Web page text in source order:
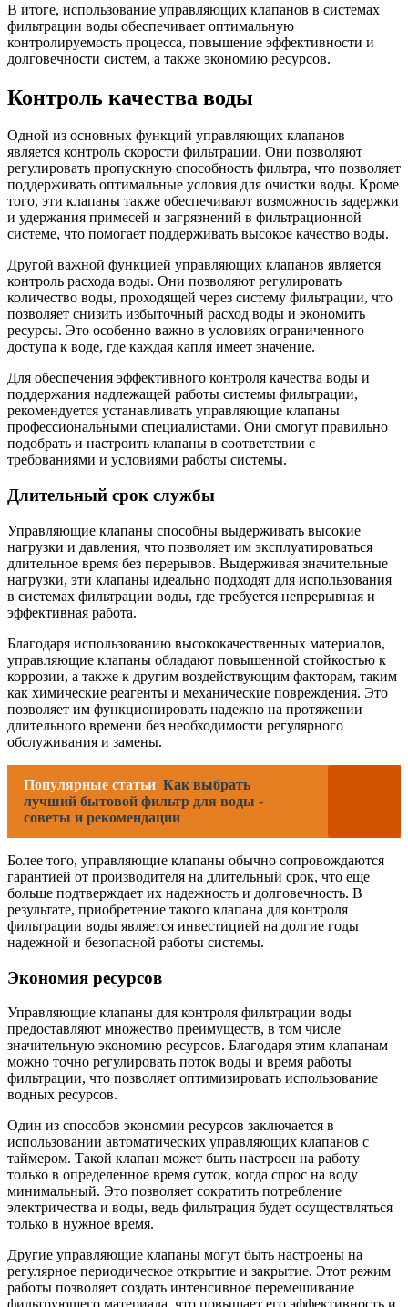
В итоге, использование управляющих клапанов в системах
фильтрации воды обеспечивает оптимальную
контролируемость процесса, повышение эффективности и
долговечности систем, а также экономию ресурсов.
Контроль качества воды
Одной из основных функций управляющих клапанов
является контроль скорости фильтрации. Они позволяют
регулировать пропускную способность фильтра, что позволяет
поддерживать оптимальные условия для очистки воды. Кроме
того, эти клапаны также обеспечивают возможность задержки
и удержания примесей и загрязнений в фильтрационной
системе, что помогает поддерживать высокое качество воды.
Другой важной функцией управляющих клапанов является
контроль расхода воды. Они позволяют регулировать
количество воды, проходящей через систему фильтрации, что
позволяет снизить избыточный расход воды и экономить
ресурсы. Это особенно важно в условиях ограниченного
доступа к воде, где каждая капля имеет значение.
Для обеспечения эффективного контроля качества воды и
поддержания надлежащей работы системы фильтрации,
рекомендуется устанавливать управляющие клапаны
профессиональными специалистами. Они смогут правильно
подобрать и настроить клапаны в соответствии с
требованиями и условиями работы системы.
Длительный срок службы
Управляющие клапаны способны выдерживать высокие
нагрузки и давления, что позволяет им эксплуатироваться
длительное время без перерывов. Выдерживая значительные
нагрузки, эти клапаны идеально подходят для использования
в системах фильтрации воды, где требуется непрерывная и
эффективная работа.
Благодаря использованию высококачественных материалов,
управляющие клапаны обладают повышенной стойкостью к
коррозии, а также к другим воздействующим факторам, таким
как химические реагенты и механические повреждения. Это
позволяет им функционировать надежно на протяжении
длительного времени без необходимости регулярного
обслуживания и замены.
Популярные статьи Как выбрать
лучший бытовой фильтр для воды -
советы и рекомендации
Более того, управляющие клапаны обычно сопровождаются
гарантией от производителя на длительный срок, что еще
больше подтверждает их надежность и долговечность. В
результате, приобретение такого клапана для контроля
фильтрации воды является инвестицией на долгие годы
надежной и безопасной работы системы.
Экономия ресурсов
Управляющие клапаны для контроля фильтрации воды
предоставляют множество преимуществ, в том числе
значительную экономию ресурсов. Благодаря этим клапанам
можно точно регулировать поток воды и время работы
фильтрации, что позволяет оптимизировать использование
водных ресурсов.
Один из способов экономии ресурсов заключается в
использовании автоматических управляющих клапанов с
таймером. Такой клапан может быть настроен на работу
только в определенное время суток, когда спрос на воду
минимальный. Это позволяет сократить потребление
электричества и воды, ведь фильтрация будет осуществляться
только в нужное время.
Другие управляющие клапаны могут быть настроены на
регулярное периодическое открытие и закрытие. Этот режим
работы позволяет создать интенсивное перемешивание